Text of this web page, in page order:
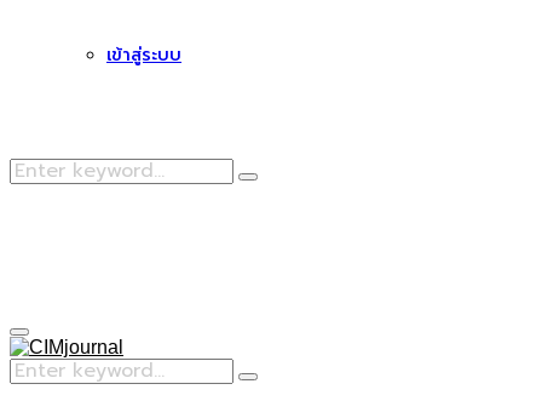
เข้าสู่ระบบ
Search
Search
Primary
Menu
Search
for:
Search